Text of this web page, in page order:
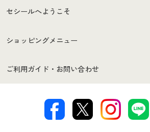
セシールへようこそ
はじめての方へ
セシールご利用規約
著作権・商標について 会社案内
ショッピングメニュー
商品カテゴリ
ご利用ガイド・お問い合わせ
交換・返品は お支払は